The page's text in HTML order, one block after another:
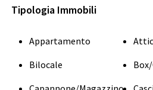
Tipologia Immobili
Appartamento
Bilocale